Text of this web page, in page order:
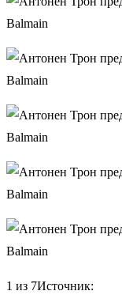
1 из 7Источник: